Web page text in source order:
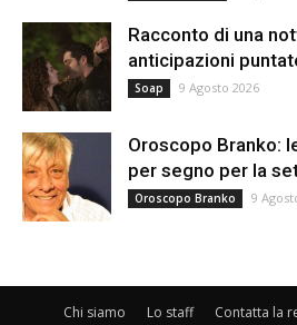
Racconto di una
anticipazioni
Soap 9 Agosto 2026
Oroscopo Branko:
per segno per la
Oroscopo Branko 9
Chi siamo Lo staff Contatta la